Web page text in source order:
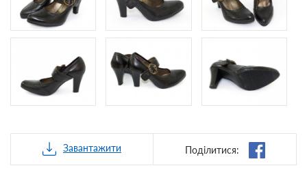
Завантажити Поділитися: